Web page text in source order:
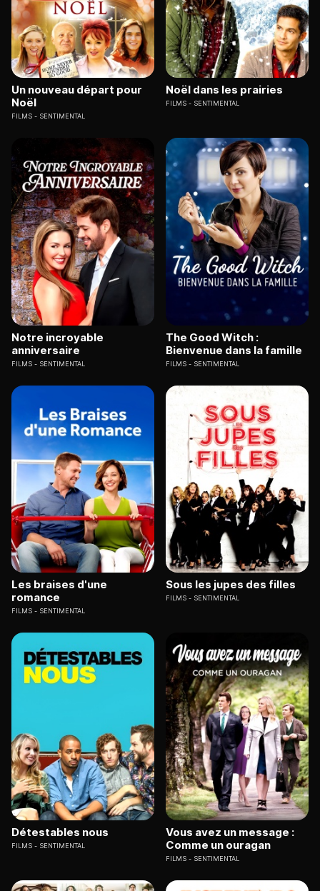
Un nouveau départ pour
Noël
FILMS SENTIMENTAL
Noël dans les prairies
FILMS SENTIMENTAL
Notre incroyable
anniversaire
FILMS SENTIMENTAL
The Good Witch :
Bienvenue dans la famille
FILMS SENTIMENTAL
Les braises d'une
romance
FILMS SENTIMENTAL
Sous les jupes des filles
FILMS SENTIMENTAL
Détestables nous
FILMS SENTIMENTAL
Vous avez un message :
Comme un ouragan
FILMS SENTIMENTAL